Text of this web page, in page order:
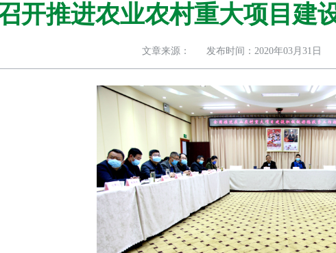
开推进农业农村重大项目建
文章来源： 发布时间：2020年03月31日